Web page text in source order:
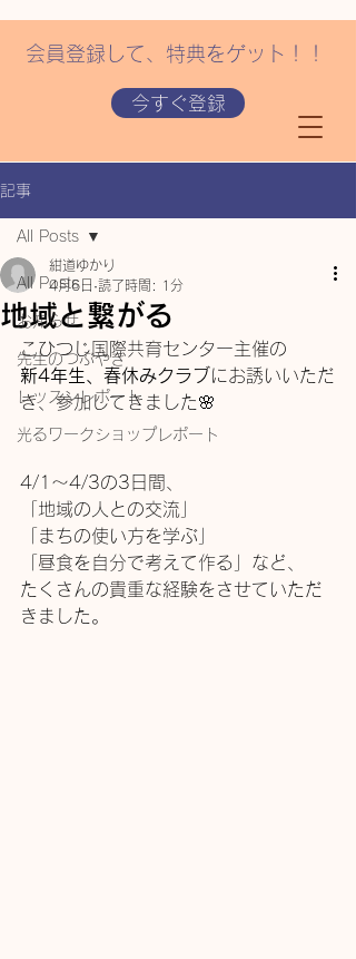
会員登録して、特典をゲット！！
今すぐ登録
記事
All Posts
お知らせ
先生のつぶやき
レッスンレポート
光るワークショップレポート
All Posts
地域と繋がる
紺道ゆかり
4月6日 読了時間: 1分
こひつじ国際共育センター主催の
新4年生、春休みクラブ にお誘いいただ
き、参加してきました🌸
4/1〜4/3の3日間、
「地域の人との交流」
「まちの使い方を学ぶ」
「昼食を自分で考えて作る」など、
たくさんの貴重な経験をさせていただ
きました。